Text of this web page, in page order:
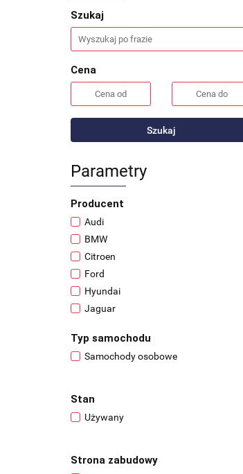
Szukaj
Cena
Szukaj
Parametry
Producent
Audi
BMW
Citroen
Ford
Hyundai
Jaguar
Mazda
Mercedes-Benz
Mitsubishi
Nissan
Volkswagen
Typ samochodu
Samochody osobowe
Stan
Używany
Strona zabudowy